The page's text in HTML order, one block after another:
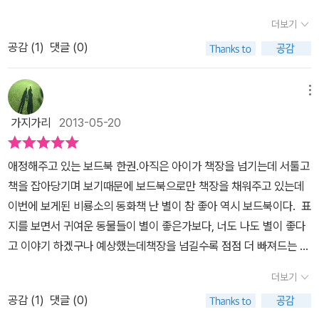
종호랑 읽어보았어요.바로 비룡소 <난 별이 참 좋아>인데요!! 원
래 이 그림책을 읽고 종호가 좋아하는 물고기 편에 나오는 배경이 빨
대로 물감 흘려서 표현하기 방법을 썼길래 저도 같은 방법을 이용해
서 독후활동을 하려고 했거든요.그런데 종호가 비룡소 <난 별이 참
좋아>를 읽고 나더니만 '엄마, 나는 자동차가 참 좋아!' 하면서 예전에
했던 자동차에 물감 묻혀서 바퀴자국 남기기를 또 하고 싶다고 제안
을 하더라구요~그래서 책과 사뭇 다른 독후활동이 되었지만... 그래
도 아이 스스로 독후활동을 제안하는 시기가 왔다는 점에서 그간 해
온 다독 + 독후활동 교육방법이 그리 나쁘진 않았구나 하는 생각을
해보았네요. 비룡소 < 난 별이 참 좋아>마거릿 와이즈 브라운 글 /
최재숙 옮김 / 박해남 그림 <난 별이 참 좋아>는 유아 그림책의 거
장, 칼데콧 상 수상 작가 마거릿 와이즈 브라운의 시를 최재숙씨가 옮
기고 박해남씨의 삽화가 들어간 그림책이에요. <난 별이 참 좋아>
는 마거릿 와이즈 브라운의 시를 최재숙씨가 우리 나라 유아들에 맞
더보기
공감 (1) 댓글 (0)
가지가리 2013-05-20
애정해주고 있는 보드북 한권.아직은 아이가 책장을 넘기는데 서툴고
책을 잡아당기며 보기때문에 보드북으로만 책장을 채워주고 있는데
이번에 보게된 비룡소의 동화책 난 별이 참 좋아 역시 보드북이다. 표
지를 보면서 귀여운 동물들이 별이 좋은가보다, 너도 나도 별이 좋다
고 이야기 하겠구나 예상했는데책장을 넘길수록 점점 더 빠져드는 매
질감의 표현을 볼 수 있다.마거릿 와이즈브라운의 잘자요 달님이라는
책의 삽화나 잔잔하게 잠이오는 내용을 좋아하는데이 책 역시 잔잔하
더보기
공감 (1) 댓글 (0)